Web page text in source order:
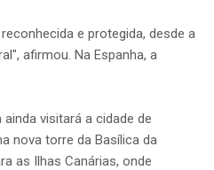
e protegida, desde a
afirmou. Na Espanha, a
visitará a cidade de
nova torre da Basílica da
as Ilhas Canárias, onde